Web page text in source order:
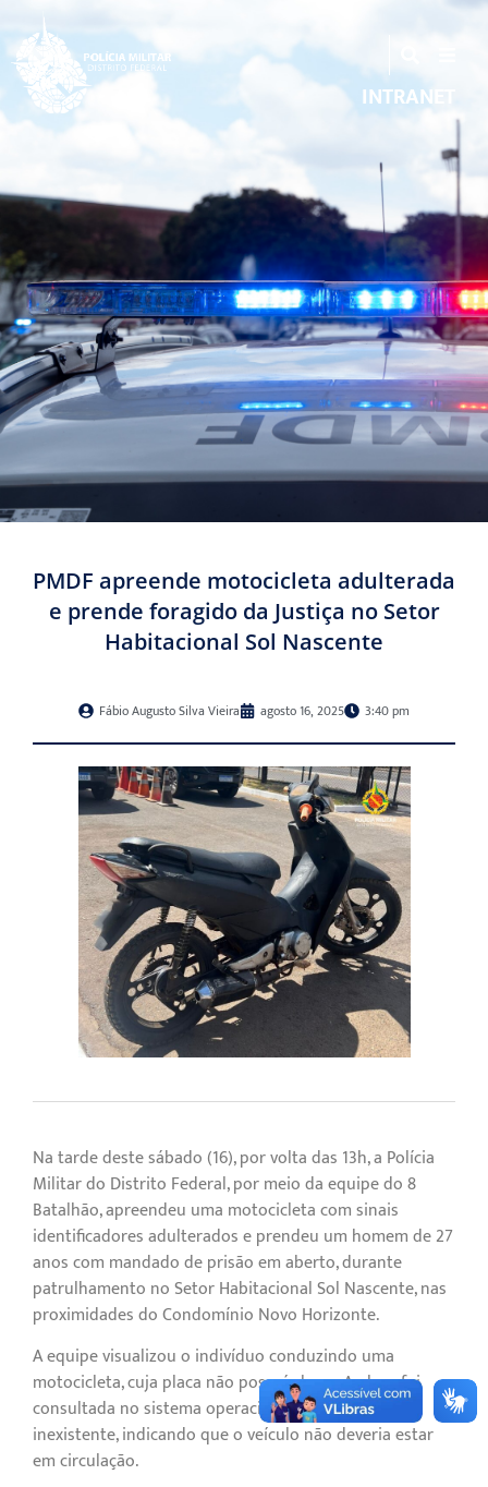
INTRANET
PMDF apreende motocicleta adulterada
e prende foragido da Justiça no Setor
Habitacional Sol Nascente
Fábio Augusto Silva Vieira agosto 16, 2025 3:40 pm
Na tarde deste sábado (16), por volta das 13h, a Polícia
Militar do Distrito Federal, por meio da equipe do 8º
Batalhão, apreendeu uma motocicleta com sinais
identificadores adulterados e prendeu um homem de 27
anos com mandado de prisão em aberto, durante
patrulhamento no Setor Habitacional Sol Nascente, nas
proximidades do Condomínio Novo Horizonte.
A equipe visualizou o indivíduo conduzindo uma
motocicleta, cuja placa não possuía lacre. A placa foi
consultada no sistema operacional e constava como
inexistente, indicando que o veículo não deveria estar
em circulação.